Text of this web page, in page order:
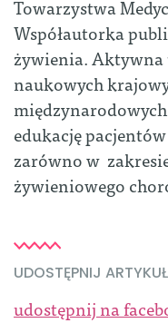
Towarzystwa
Współautorka
żywienia.
naukowych
edukację
zarówno w
żywieniowego
UDOSTĘPNIJ ARTYKUŁ
udostępnij na